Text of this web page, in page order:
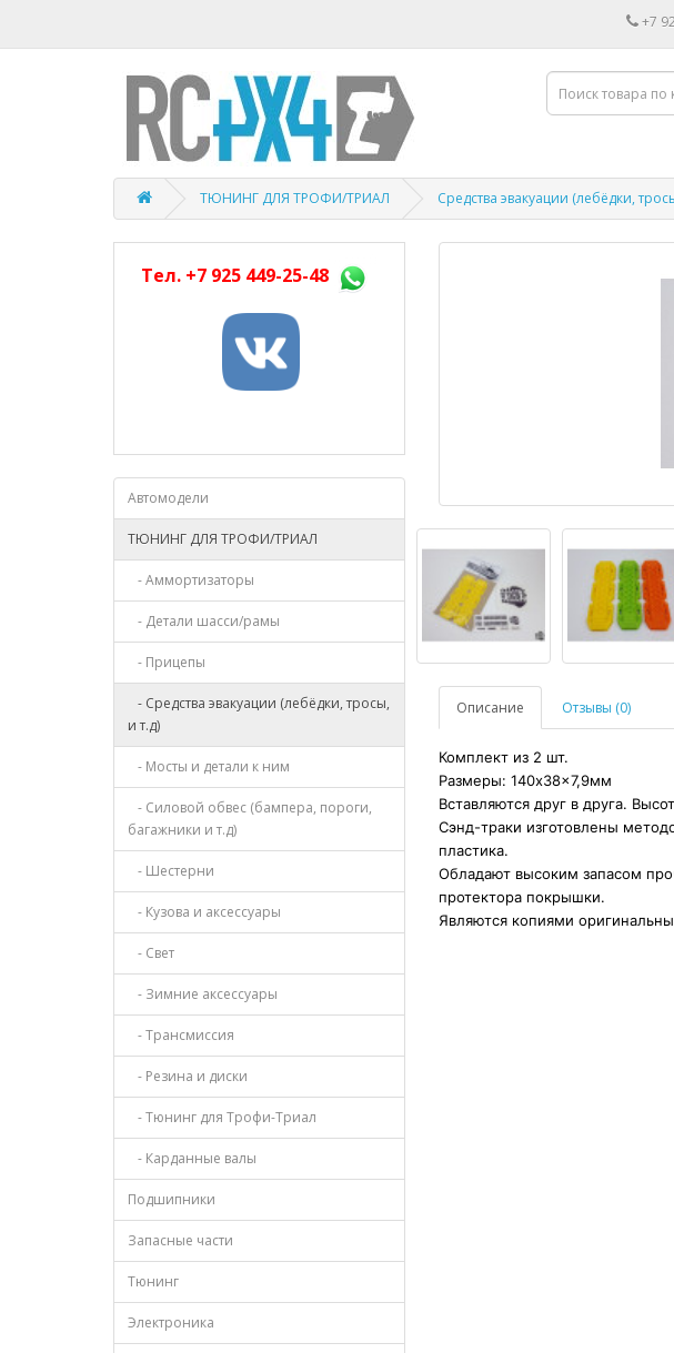
+7
ТЮНИНГ ДЛЯ ТРОФИ/ТРИАЛ Средства эвакуации (лебёдки,
Тел. +7 925 449-25-48
Автомодели
ТЮНИНГ ДЛЯ ТРОФИ/ТРИАЛ
- Аммортизаторы
- Детали шасси/рамы
- Прицепы
- Средства эвакуации (лебёдки, тросы,
и т.д)
- Мосты и детали к ним
- Силовой обвес (бампера, пороги,
багажники и т.д)
- Шестерни
- Кузова и аксессуары
- Свет
- Зимние аксессуары
- Трансмиссия
- Резина и диски
- Тюнинг для Трофи-Триал
- Карданные валы
Подшипники
Запасные части
Тюнинг
Электроника
Описание Отзывы (0)
Комплект из 2 шт.
Размеры: 140x38x7,9мм
Вставляются друг в друга.
Сэнд-траки изготовлены
пластика.
Обладают высоким запасом
протектора покрышки.
Являются копиями